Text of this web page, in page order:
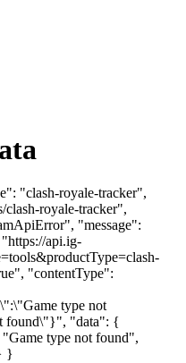
"clash-royale-tracker",
royale-tracker",
"message":
api.ig-
"contentType":
type not
found\"}", "data": {
type not found",
}